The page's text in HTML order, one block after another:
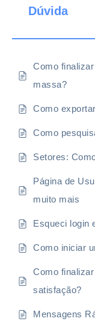
Dúvida
Como
massa?
Como
Como
Setores:
Página de
muito mais
Esqueci login
Como iniciar
Como
satisfação?
Mensagens